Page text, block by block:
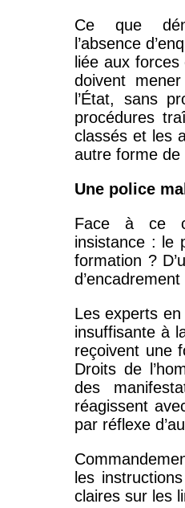
Ce que
l’absence
liée aux
doivent
l’État, sans
procédures
classés et les
autre forme de
Une police
Face à ce
insistance : le
formation ?
d’encadrement
Les experts
insuffisante à
reçoivent une
Droits de
des
réagissent
par réflexe
les
claires sur les